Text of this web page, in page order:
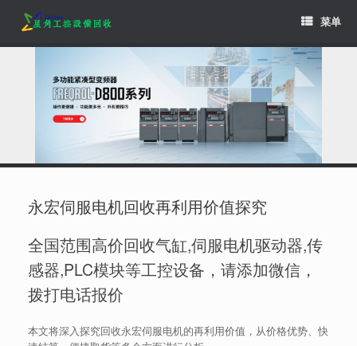
content
菜单
永宏伺服电机回收再利用价值探究
全国范围高价回收气缸,伺服电机驱动器,传
感器,PLC模块等工控设备，请添加微信，
拨打电话报价
本文将深入探究回收永宏伺服电机的再利用价值，从价格优势、快